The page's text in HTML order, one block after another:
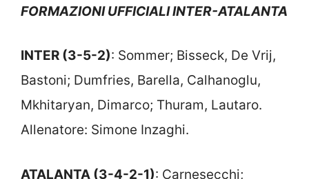
FORMAZIONI UFFICIALI INTER-ATALANTA
INTER (3-5-2): Sommer; Bisseck, De Vrij,
Bastoni; Dumfries, Barella, Calhanoglu,
Mkhitaryan, Dimarco; Thuram, Lautaro.
Allenatore: Simone Inzaghi.
ATALANTA (3-4-2-1): Carnesecchi;